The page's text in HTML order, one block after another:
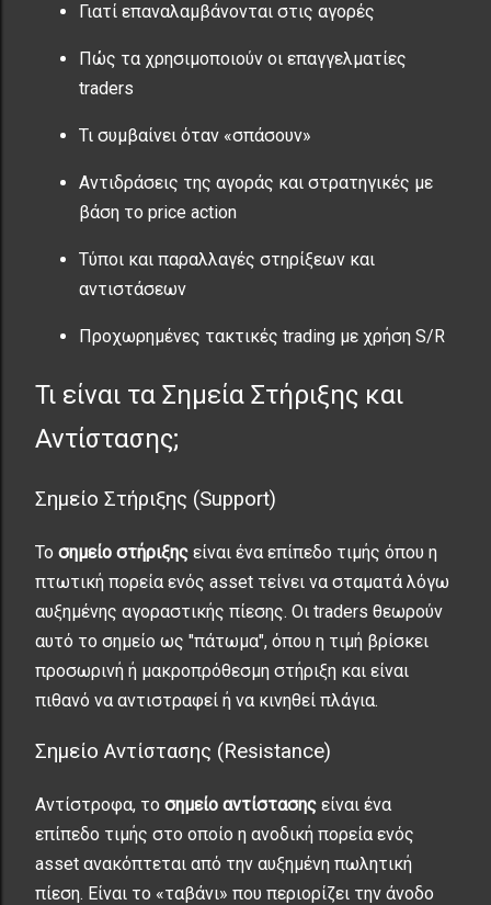
Γιατί επαναλαμβάνονται στις αγορές
Πώς τα χρησιμοποιούν οι επαγγελματίες
traders
Τι συμβαίνει όταν «σπάσουν»
Αντιδράσεις της αγοράς και στρατηγικές με
βάση το price action
Τύποι και παραλλαγές στηρίξεων και
αντιστάσεων
Προχωρημένες τακτικές trading με χρήση S/R
Τι είναι τα Σημεία Στήριξης και
Αντίστασης;
Σημείο Στήριξης (Support)
Το σημείο στήριξης είναι ένα επίπεδο τιμής όπου η
πτωτική πορεία ενός asset τείνει να σταματά λόγω
αυξημένης αγοραστικής πίεσης. Οι traders θεωρούν
αυτό το σημείο ως "πάτωμα", όπου η τιμή βρίσκει
προσωρινή ή μακροπρόθεσμη στήριξη και είναι
πιθανό να αντιστραφεί ή να κινηθεί πλάγια.
Σημείο Αντίστασης (Resistance)
Αντίστροφα, το σημείο αντίστασης είναι ένα
επίπεδο τιμής στο οποίο η ανοδική πορεία ενός
asset ανακόπτεται από την αυξημένη πωλητική
πίεση. Είναι το «ταβάνι» που περιορίζει την άνοδο